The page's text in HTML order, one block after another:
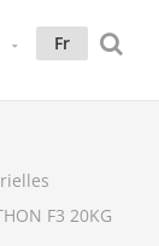
Fr
F3 20KG